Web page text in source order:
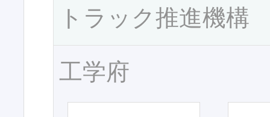
トラック推進機構
工学府